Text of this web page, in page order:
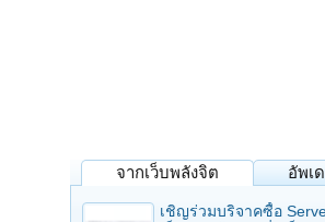
จากเว็บพลังจิต อัพเ
เชิญร่วมบริจาคซื้อ